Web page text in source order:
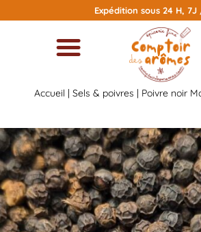
au
Expédition sous 24 H, 7J
Accueil | Sels & poivres | Poivre noir